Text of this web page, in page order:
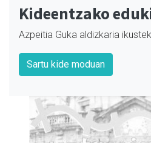
Kideentzako
Azpeitia Guka aldizkaria
Sartu kide moduan